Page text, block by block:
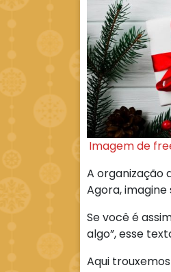
Imagem de
A organização
Agora,
Se você é
algo”, esse
Aqui